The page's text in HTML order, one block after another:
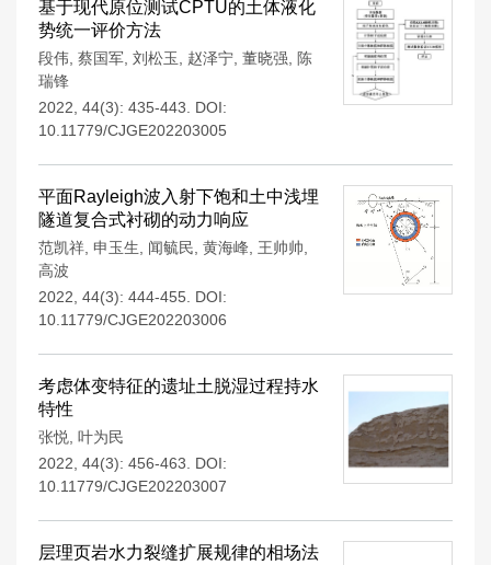
基于现代原位测试CPTU的土体液化
势统一评价方法
段伟 蔡国军 刘松玉 赵泽宁 董晓强
陈
瑞锋
2022, 44(3): 435-443.
DOI:
10.11779/CJGE202203005
平面Rayleigh波入射下饱和土中浅埋
隧道复合式衬砌的动力响应
范凯祥 申玉生 闻毓民 黄海峰 王帅帅
高波
2022, 44(3): 444-455.
DOI:
10.11779/CJGE202203006
考虑体变特征的遗址土脱湿过程持水
特性
张悦 叶为民
2022, 44(3): 456-463.
DOI:
10.11779/CJGE202203007
层理页岩水力裂缝扩展规律的相场法